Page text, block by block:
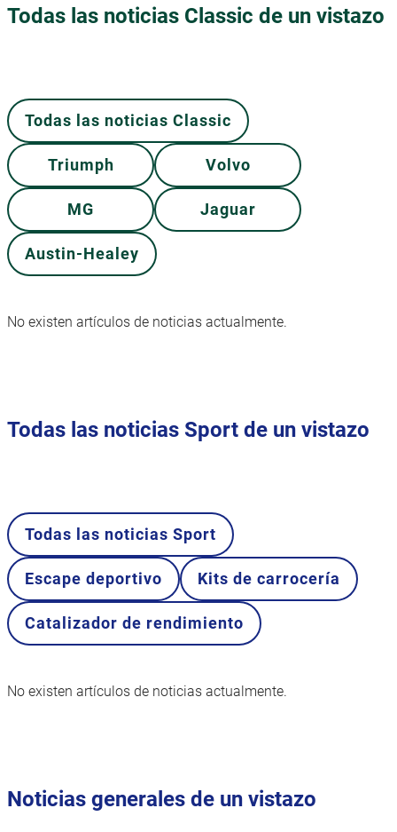
Todas las noticias Classic de un vistazo
Todas las noticias Classic
Triumph Volvo
MG Jaguar
Austin-Healey
No existen artículos de noticias actualmente.
Todas las noticias Sport de un vistazo
Todas las noticias Sport
Escape deportivo Kits de carrocería
Catalizador de rendimiento
No existen artículos de noticias actualmente.
Noticias generales de un vistazo